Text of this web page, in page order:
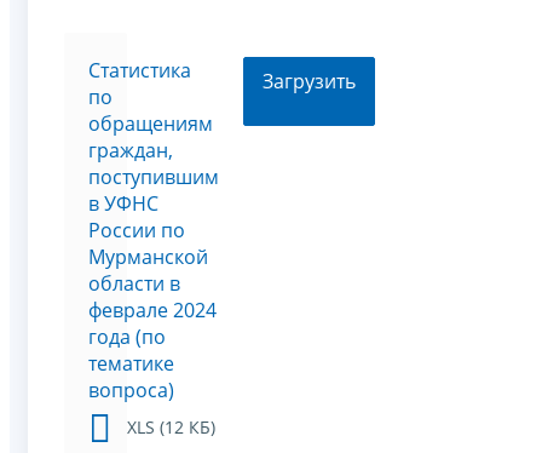
Статистика
по
обращениям
граждан,
поступившим
в УФНС
России по
Мурманской
области в
феврале 2024
года (по
тематике
вопроса)
XLS (12 КБ)
Загрузить